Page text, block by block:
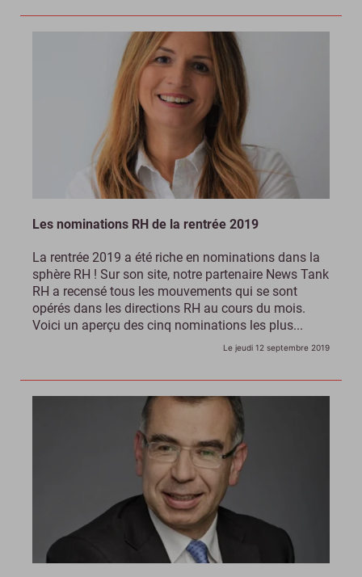
Les nominations RH de la rentrée 2019
La rentrée 2019 a été riche en nominations dans la
sphère RH ! Sur son site, notre partenaire News Tank
RH a recensé tous les mouvements qui se sont
opérés dans les directions RH au cours du mois.
Voici un aperçu des cinq nominations les plus...
Le jeudi 12 septembre 2019